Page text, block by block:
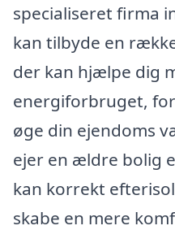
specialiseret firma
kan tilbyde en
der kan hjælpe dig
energiforbruget,
øge din ejendoms
ejer en ældre bolig
kan korrekt
skabe en mere